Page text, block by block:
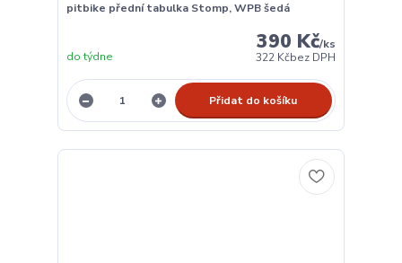
pitbike přední tabulka Stomp, WPB šedá
390 Kč/ks
322 Kčbez DPH
do týdne
Přidat do košíku